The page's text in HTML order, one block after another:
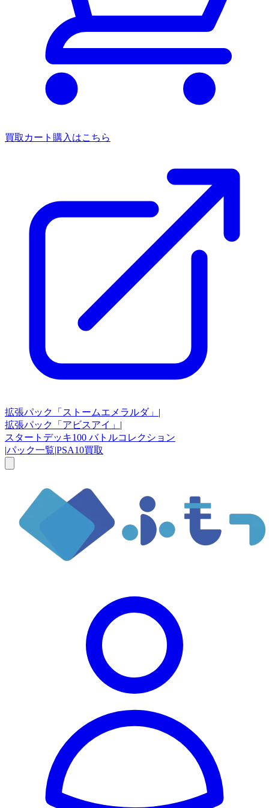
買取カート 購入はこちら
拡張パック 「ストームエメラルダ」 |
拡張パック
「アビスアイ」 |
スタートデッキ100 バトルコレクション
|パック一覧|PSA10買取